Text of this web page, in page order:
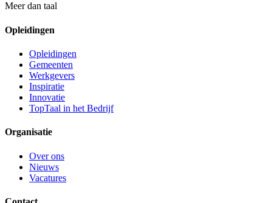
Meer dan taal
Opleidingen
Opleidingen
Gemeenten
Werkgevers
Inspiratie
Innovatie
TopTaal in het Bedrijf
Organisatie
Over ons
Nieuws
Vacatures